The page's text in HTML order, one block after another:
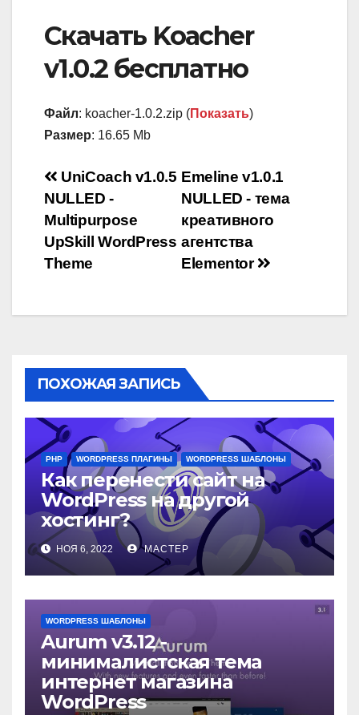
Скачать Koacher
v1.0.2 бесплатно
Файл: koacher-1.0.2.zip (Показать)
Размер: 16.65 Mb
Навигация
по
записям
Emeline v1.0.1
NULLED - тема
креативного
агентства
Elementor
UniCoach v1.0.5
NULLED -
Multipurpose
UpSkill WordPress
Theme
ПОХОЖАЯ ЗАПИСЬ
PHP WORDPRESS ПЛАГИНЫ WORDPRESS ШАБЛОНЫ
Как перенести сайт на
WordPress на другой
хостинг?
НОЯ 6, 2022 МАСТЕР
WORDPRESS ШАБЛОНЫ
Aurum v3.12 -
минималистская тема
интернет магазина
WordPress